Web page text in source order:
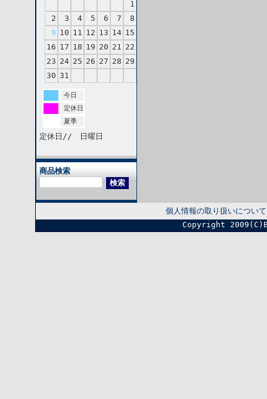
1
2
3 4 5 6 7
8
9 10 11 12 13 14 15
16 17 18 19 20 21 22
23 24 25 26 27 28 29
30 31
今日
定休日
夏季
定休日// 日曜日
商品検索
個人情報の取り扱いについて
Copyright